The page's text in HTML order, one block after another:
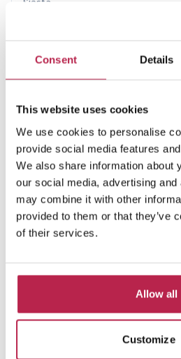
Consent Details
This website uses cookies
We use cookies to personalise
provide social media features
We also share information about
our social media, advertising
may combine it with other
provided to them or that they’ve
of their services.
Allow all
Customize
Siësta
10% korting van 19 sep. – 18
€ 6.000,00 per week